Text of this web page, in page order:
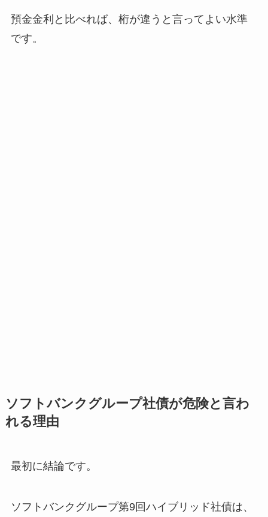
預金金利と比べれば、桁が違うと言ってよい水準
です。
ソフトバンクグループ社債が危険と言わ
れる理由
最初に結論です。
ソフトバンクグループ第9回ハイブリッド社債は、